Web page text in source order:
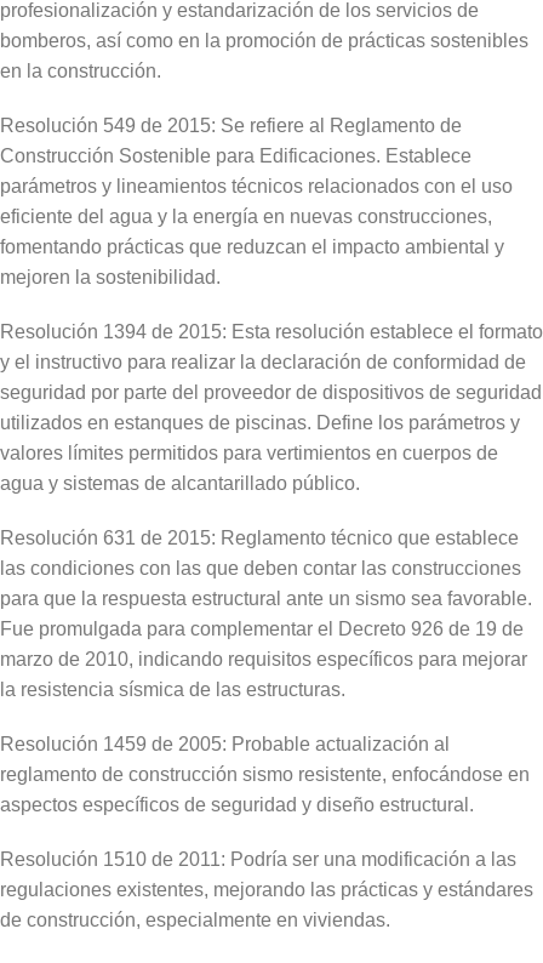
profesionalización y estandarización de los servicios de
bomberos, así como en la promoción de prácticas sostenibles
en la construcción.
Resolución 549 de 2015: Se refiere al Reglamento de
Construcción Sostenible para Edificaciones. Establece
parámetros y lineamientos técnicos relacionados con el uso
eficiente del agua y la energía en nuevas construcciones,
fomentando prácticas que reduzcan el impacto ambiental y
mejoren la sostenibilidad.
Resolución 1394 de 2015: Esta resolución establece el formato
y el instructivo para realizar la declaración de conformidad de
seguridad por parte del proveedor de dispositivos de seguridad
utilizados en estanques de piscinas. Define los parámetros y
valores límites permitidos para vertimientos en cuerpos de
agua y sistemas de alcantarillado público.
Resolución 631 de 2015: Reglamento técnico que establece
las condiciones con las que deben contar las construcciones
para que la respuesta estructural ante un sismo sea favorable.
Fue promulgada para complementar el Decreto 926 de 19 de
marzo de 2010, indicando requisitos específicos para mejorar
la resistencia sísmica de las estructuras.
Resolución 1459 de 2005: Probable actualización al
reglamento de construcción sismo resistente, enfocándose en
aspectos específicos de seguridad y diseño estructural.
Resolución 1510 de 2011: Podría ser una modificación a las
regulaciones existentes, mejorando las prácticas y estándares
de construcción, especialmente en viviendas.